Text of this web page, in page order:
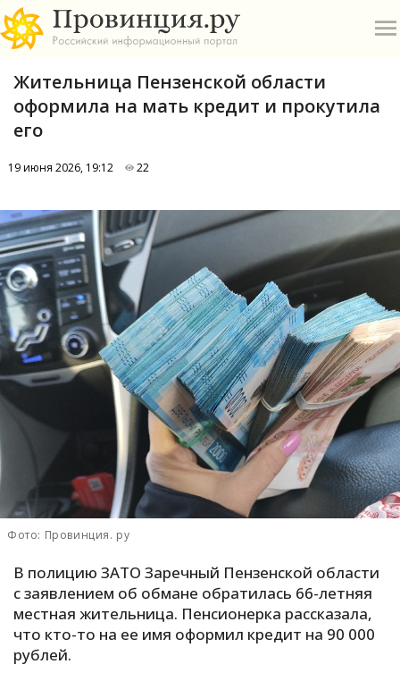
А
В
И
Р
С
У
Жительница Пензенской области
оформила на мать кредит и прокутила
его
19 июня 2026, 19:12 22
Фото: Провинция. ру
В полицию ЗАТО Заречный Пензенской области
с заявлением об обмане обратилась 66-летняя
местная жительница. Пенсионерка рассказала,
что кто-то на ее имя оформил кредит на 90 000
рублей.